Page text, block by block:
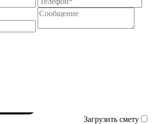
Загрузить смету